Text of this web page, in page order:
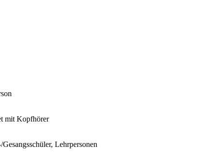
mit Kopfhörer
Lehrpersonen